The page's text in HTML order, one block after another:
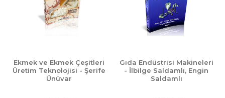
Ekmek ve Ekmek Çeşitleri
Üretim Teknolojisi - Şerife
Ünüvar
Gıda Endüstrisi Makineleri
- İlbilge Saldamlı, Engin
Saldamlı